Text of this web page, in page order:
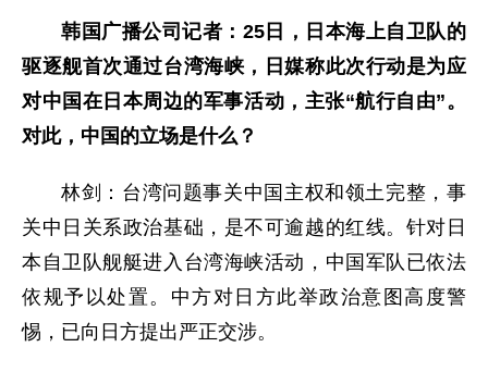
韩国广播公司记者：25日，日本海上自卫队的
驱逐舰首次通过台湾海峡，日媒称此次行动是为应
对中国在日本周边的军事活动，主张“航行自由”。
对此，中国的立场是什么？
林剑：台湾问题事关中国主权和领土完整，事
关中日关系政治基础，是不可逾越的红线。针对日
本自卫队舰艇进入台湾海峡活动，中国军队已依法
依规予以处置。中方对日方此举政治意图高度警
惕，已向日方提出严正交涉。